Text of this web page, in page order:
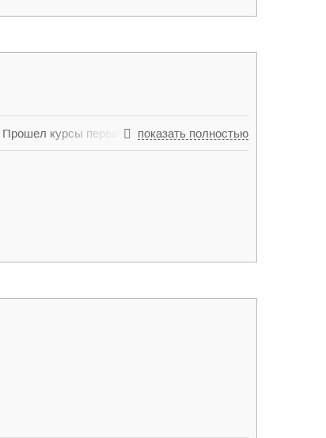
курсы первичной специализации
эндоскописта». В ЦИУ
врачей» и «Эндоскопической хирургии».
циклу «Клиническая гипербарическая
показать полностью